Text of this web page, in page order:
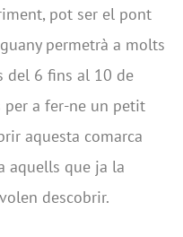
pot ser el pont
permetrà a molts
del 6 fins al 10 de
per a fer-ne un petit
aquesta comarca
aquells que ja la
descobrir.